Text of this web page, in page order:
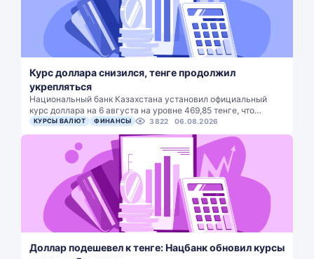
Курс доллара снизился, тенге продолжил
укрепляться
Национальный банк Казахстана установил официальный
курс доллара на 6 августа на уровне 469,85 тенге, что…
КУРСЫ ВАЛЮТ ФИНАНСЫ 3822 06.08.2026
Доллар подешевел к тенге: Нацбанк обновил курсы